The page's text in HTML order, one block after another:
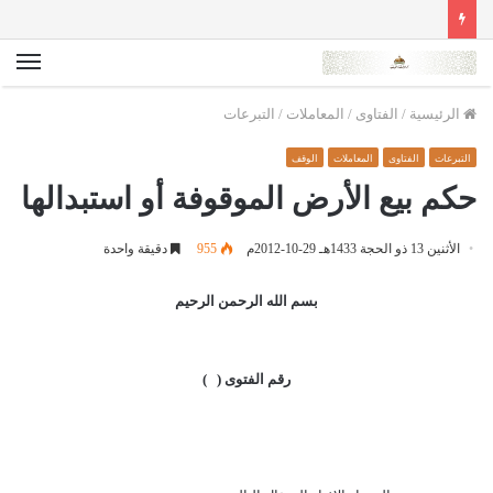
الرئيسية / الفتاوى / المعاملات / التبرعات
التبرعات الفتاوى المعاملات الوقف
حكم بيع الأرض الموقوفة أو استبدالها
الأثنين 13 ذو الحجة 1433هـ 29-10-2012م 955 دقيقة واحدة
بسم الله الرحمن الرحيم
رقم الفتوى ( )